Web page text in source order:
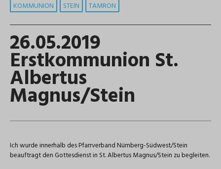
KOMMUNION
STEIN TAMRON
26.05.2019
Erstkommunion St.
Albertus
Magnus/Stein
Ich wurde innerhalb des Pfarrverband Nürnberg-Südwest/Stein
beauftragt den Gottesdienst in St. Albertus Magnus/Stein zu begleiten.